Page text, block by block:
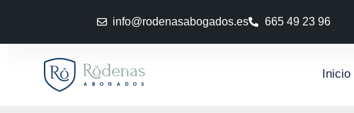
info@rodenasabogados.es 665 49 23 96
Inicio